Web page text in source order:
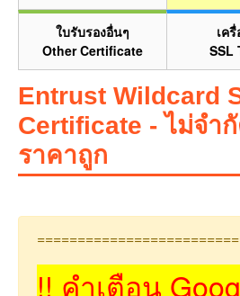
ใบรับรองอื่นๆ
Other Certificate
เค
SSL
Entrust Wildcard
Certificate - ไม่จำ
ราคาถูก
!! คำเตือน